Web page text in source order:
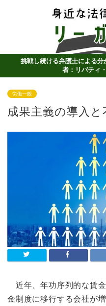
挑戦し続ける弁護士による
者：リバティ
労働一般
成果主義の導入と
近年、年功序列的な賃
金制度に移行する会社が